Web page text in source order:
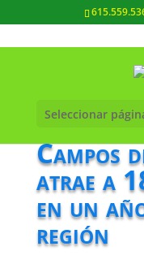
Seleccionar
Campos
atrae a
en un
región